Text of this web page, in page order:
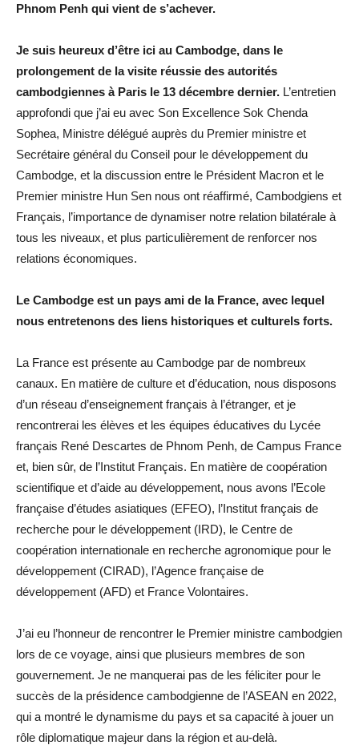
Phnom Penh qui vient de s’achever.
Je suis heureux d’être ici au Cambodge, dans le
prolongement de la visite réussie des autorités
cambodgiennes à Paris le 13 décembre dernier. L’entretien
approfondi que j’ai eu avec Son Excellence Sok Chenda
Sophea, Ministre délégué auprès du Premier ministre et
Secrétaire général du Conseil pour le développement du
Cambodge, et la discussion entre le Président Macron et le
Premier ministre Hun Sen nous ont réaffirmé, Cambodgiens et
Français, l’importance de dynamiser notre relation bilatérale à
tous les niveaux, et plus particulièrement de renforcer nos
relations économiques.
Le Cambodge est un pays ami de la France, avec lequel
nous entretenons des liens historiques et culturels forts.
La France est présente au Cambodge par de nombreux
canaux. En matière de culture et d’éducation, nous disposons
d’un réseau d’enseignement français à l’étranger, et je
rencontrerai les élèves et les équipes éducatives du Lycée
français René Descartes de Phnom Penh, de Campus France
et, bien sûr, de l’Institut Français. En matière de coopération
scientifique et d’aide au développement, nous avons l’Ecole
française d’études asiatiques (EFEO), l’Institut français de
recherche pour le développement (IRD), le Centre de
coopération internationale en recherche agronomique pour le
développement (CIRAD), l’Agence française de
développement (AFD) et France Volontaires.
J’ai eu l’honneur de rencontrer le Premier ministre cambodgien
lors de ce voyage, ainsi que plusieurs membres de son
gouvernement. Je ne manquerai pas de les féliciter pour le
succès de la présidence cambodgienne de l’ASEAN en 2022,
qui a montré le dynamisme du pays et sa capacité à jouer un
rôle diplomatique majeur dans la région et au-delà.